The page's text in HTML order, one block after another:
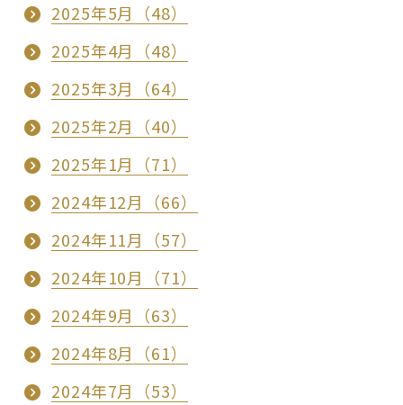
2025年5月（48）
2025年4月（48）
2025年3月（64）
2025年2月（40）
2025年1月（71）
2024年12月（66）
2024年11月（57）
2024年10月（71）
2024年9月（63）
2024年8月（61）
2024年7月（53）